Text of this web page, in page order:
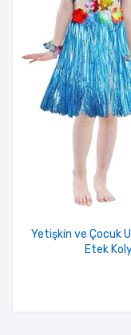
Yetişkin ve Çocuk
Etek